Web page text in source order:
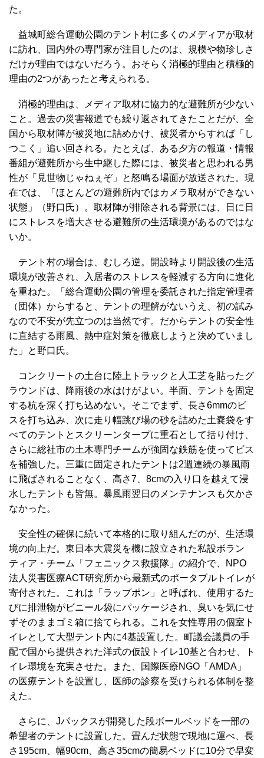
た。
益城町総合運動公園のテント村に多くのメディアが取材
に訪れ、国内外の専門家が注目したのは、規模や物珍しさ
だけが理由ではないだろう。おそらく消極的理由と積極的
理由の2つがあったと考えられる。
消極的理由は、メディア取材に協力的な避難所が少ない
こと。過去の災害報道でも繰り返されてきたことだが、全
国から取材陣が被災地に詰めかけ、被災者からすれば「し
つこく」追い回される。たとえば、ある夕方の報道・情報
番組が避難所から生中継した際には、被災者と思われる男
性が「見世物じゃねぇぞ」と怒鳴る場面が放送された。現
在では、「ほとんどの避難所内ではカメラ取材ができない
状態」（野口氏）。取材陣が排除される背景には、日に日
にストレスを増大させる避難所の生活環境があるのではな
いか。
テント村の場合は、むしろ逆。開設時より開設後の生活
環境が改善され、入居者のストレスを軽減する方向に進化
を重ねた。「総合運動公園の管理を委託された指定管理者
（団体）からすると、テントの理解がないうえ、初の試み
なので不安が先立つのは当然です。だからテントの安全性
に直結する雨風、熱中症対策を徹底しようと決めていまし
た」と野口氏。
コンクリートの土台に陸上トラックと人工芝を貼ったグ
ラウンドは、降雨後の水はけがよい。半面、テントを固定
する杭を深く打ち込めない。そこでまず、長さ6mmのビ
スを打ち込み、次に走り幅跳び場の砂を詰めた土嚢袋をす
べてのテントとスクリーンタープに重石として括り付け、
さらに総社市の土木専門チームが強固な鉄筋を使ってビス
を補強した。三重に固定されたテントは2週連続の暴風雨
に飛ばされることなく、高さ7、8cmの入り口を越えて浸
水したテントも皆無。暴風雨翌日のメンテナンスも欠かさ
なかった。
安全性の確保に続いて本格的に取り組んだのが、生活環
境の向上だ。東日本大震災を機に設立された私設ボラン
ティア・チーム「フェニックス救援隊」の紹介で、NPO
法人災害医療ACT研究所から最新式のポータブルトイレが
寄付された。これは「ラップポン」と呼ばれ、使用するた
びに排泄物がビニール袋にパッケージされ、臭いを気にせ
ずそのままゴミ箱に捨てられる。これを女性専用の個室ト
イレとして大型テント内に4基設置した。町議会議員の手
配で国から提供された洋式の仮設トイレ10基と合わせ、ト
イレ環境を充実させた。また、国際医療NGO「AMDA」
の医療テントを設置し、医師の診察を受けられる体制を整
えた。
さらに、Jパックスが開発した段ボールベッドを一部の
希望者のテントに設置した。畳んだ状態で現地に運べ、長
さ195cm、幅90cm、高さ35cmの簡易ベッドに10分で早変